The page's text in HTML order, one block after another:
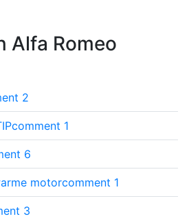
Alfa Romeo
2
comment 1
6
motorcomment 1
3